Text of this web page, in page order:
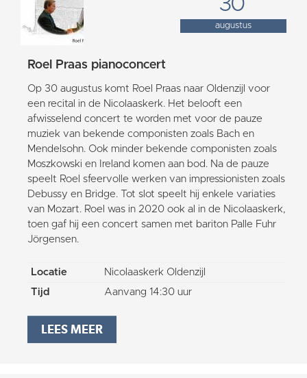
30
augustus
Roel Praas pianoconcert
Op 30 augustus komt Roel Praas naar Oldenzijl voor
een recital in de Nicolaaskerk. Het belooft een
afwisselend concert te worden met voor de pauze
muziek van bekende componisten zoals Bach en
Mendelsohn. Ook minder bekende componisten zoals
Moszkowski en Ireland komen aan bod. Na de pauze
speelt Roel sfeervolle werken van impressionisten zoals
Debussy en Bridge. Tot slot speelt hij enkele variaties
van Mozart. Roel was in 2020 ook al in de Nicolaaskerk,
toen gaf hij een concert samen met bariton Palle Fuhr
Jörgensen.
Locatie
Nicolaaskerk Oldenzijl
Tijd
Aanvang 14:30 uur
LEES MEER